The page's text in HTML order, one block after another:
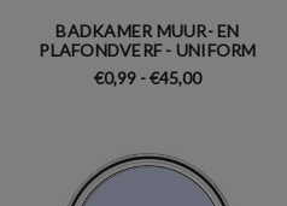
BADKAMER MUUR- EN
PLAFONDVERF - UNIFORM
€0,99 - €45,00